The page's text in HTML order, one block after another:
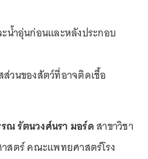
น้ำอุ่นก่อนและหลังประกอบ
วนของสัตว์ที่อาจติดเชื้อ
รัตนวงศ์นรา มอร์ดสาขาวิชา
สตร์ คณะแพทยศาสตร์โรง